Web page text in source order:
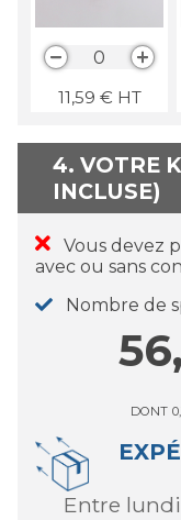
0
11,59 € HT
4. VOTRE
INCLUSE)
Vous devez
avec ou sans
Nombre de
DONT
entre